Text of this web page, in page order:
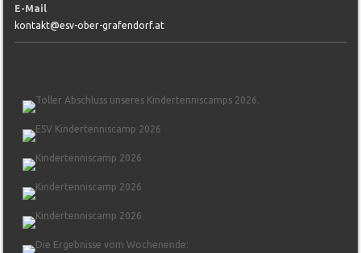
E-Mail
kontakt@esv-ober-grafendorf.at